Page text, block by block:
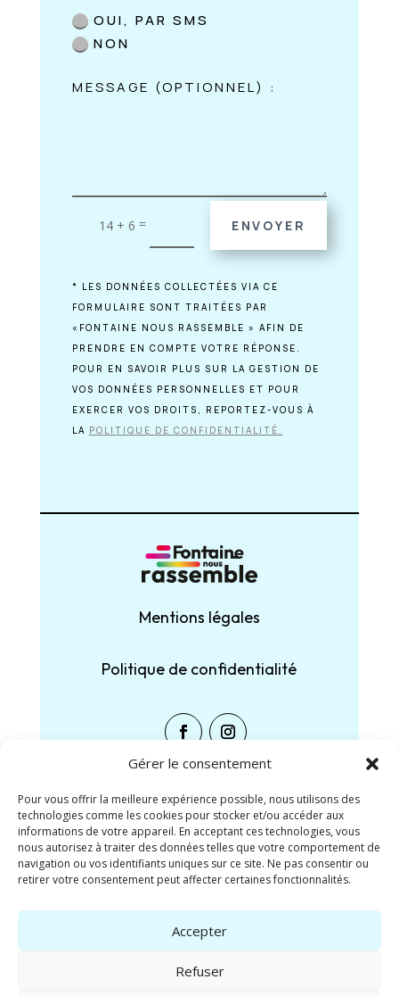
Gérer le consentement
Pour vous offrir la meilleure expérience possible, nous utilisons des
technologies comme les cookies pour stocker et/ou accéder aux
informations de votre appareil. En acceptant ces technologies, vous
nous autorisez à traiter des données telles que votre comportement de
navigation ou vos identifiants uniques sur ce site. Ne pas consentir ou
retirer votre consentement peut affecter certaines fonctionnalités.
Accepter
Refuser
OUI, PAR SMS
NON
14 + 6 = ENVOYER
* LES DONNÉES COLLECTÉES VIA CE
FORMULAIRE SONT TRAITÉES PAR
«FONTAINE NOUS RASSEMBLE » AFIN DE
PRENDRE EN COMPTE VOTRE RÉPONSE.
POUR EN SAVOIR PLUS SUR LA GESTION DE
VOS DONNÉES PERSONNELLES ET POUR
EXERCER VOS DROITS, REPORTEZ-VOUS À
LA POLITIQUE DE CONFIDENTIALITÉ.
Mentions légales
Politique de confidentialité
Partager :
Facebook X